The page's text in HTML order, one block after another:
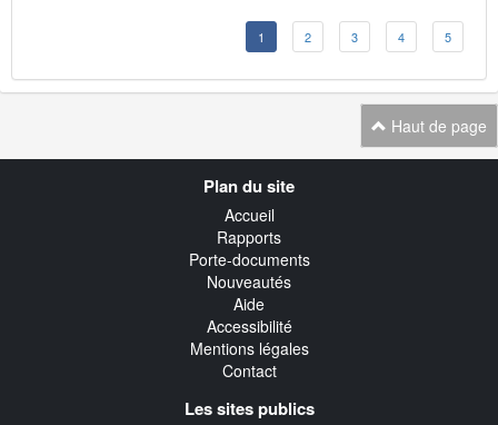
1 2 3 4 5
Haut de page
Plan du site
Accueil
Rapports
Porte-documents
Nouveautés
Aide
Accessibilité
Mentions légales
Contact
Les sites publics